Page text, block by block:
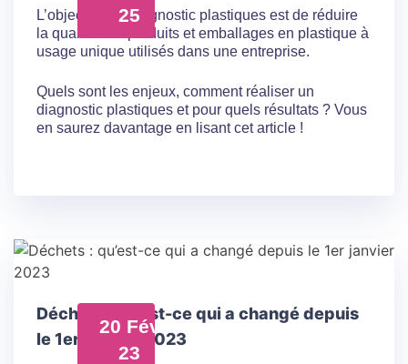
25
L’objectif d’un diagnostic plastiques est de réduire
la quantité de produits et emballages en plastique à
usage unique utilisés dans une entreprise.
Quels sont les enjeux, comment réaliser un
diagnostic plastiques et pour quels résultats ? Vous
en saurez davantage en lisant cet article !
20 Fév
23
Déchets : qu’est-ce qui a changé depuis
le 1er janvier 2023